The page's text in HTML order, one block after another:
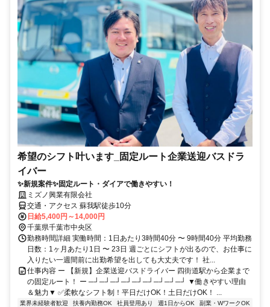
希望のシフト叶います_固定ルート企業送迎バスドラ
イバー
✨新規案件✨固定ルート・ダイアで働きやすい！
ミズノ興業有限会社
交通・アクセス 蘇我駅徒歩10分
日給5,400円～14,000円
千葉県千葉市中央区
勤務時間詳細 実働時間：1日あたり3時間40分 〜 9時間40分 平均勤務
日数：1ヶ月あたり1日 〜 23日 週ごとにシフトが出るので、お仕事に
入りたい一週間前に出勤希望を出しても大丈夫です！ 社...
仕事内容 ー 【新規】企業送迎バスドライバー 四街道駅から企業まで
の固定ルート！ ー ─┘─┘─┘─┘─┘─┘─┘─┘─┘ ▼働きやすい理由
＆魅力▼ ✅柔軟なシフト制！平日だけOK！土日だけOK！ ...
業界未経験者歓迎 扶養内勤務OK 社員登用あり 週1日からOK
副業・WワークOK